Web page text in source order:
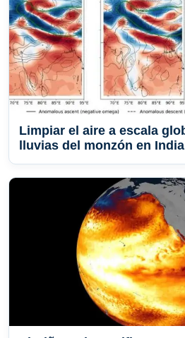
Limpiar el aire a escala
lluvias del monzón en India